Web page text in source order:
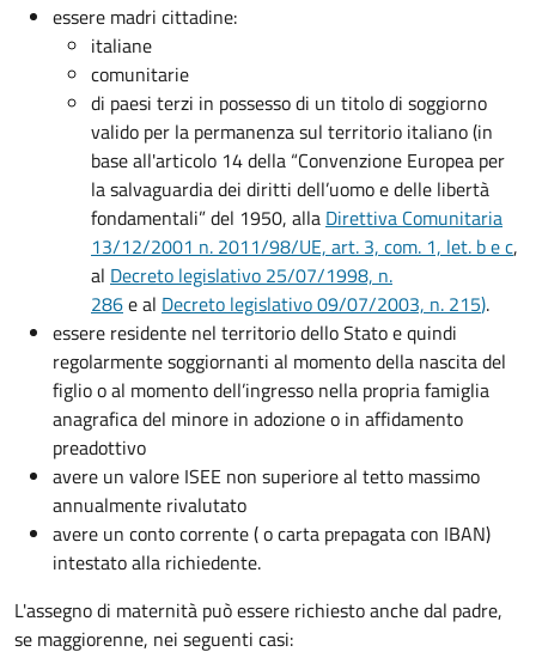
essere madri cittadine:
italiane
comunitarie
di paesi terzi in possesso di un titolo di soggiorno
valido per la permanenza sul territorio italiano (in
base all'articolo 14 della “Convenzione Europea per
la salvaguardia dei diritti dell’uomo e delle libertà
fondamentali” del 1950, alla Direttiva Comunitaria
13/12/2001 n. 2011/98/UE, art. 3, com. 1, let. b e c,
al Decreto legislativo 25/07/1998, n.
286e al Decreto legislativo 09/07/2003, n. 215).
essere residente nel territorio dello Stato e quindi
regolarmente soggiornanti al momento della nascita del
figlio o al momento dell’ingresso nella propria famiglia
anagrafica del minore in adozione o in affidamento
preadottivo
avere un valore ISEE non superiore al tetto massimo
annualmente rivalutato
avere un conto corrente ( o carta prepagata con IBAN)
intestato alla richiedente.
L'assegno di maternità può essere richiesto anche dal padre,
se maggiorenne, nei seguenti casi: